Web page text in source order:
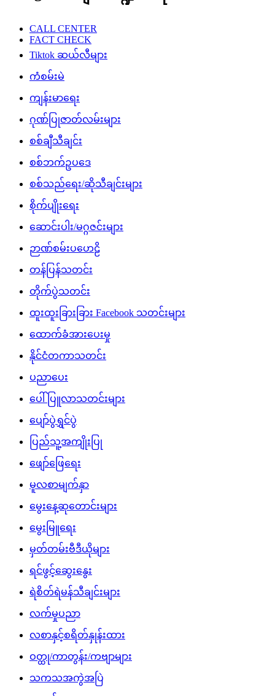
CALL CENTER
FACT CHECK
Tiktok ဆယ်လီများ
ကံစမ်းမဲ
ကျန်းမာရေး
ဂုဏ်ပြုဇာတ်လမ်းများ
စစ်ချီသီချင်း
စစ်ဘက်ဥပဒေ
စစ်သည်ရေး/ဆိုသီချင်းများ
စိုက်ပျိုးရေး
ဆောင်းပါး/မဂ္ဂဇင်းများ
ဉာဏ်စမ်းပဟေဠိ
တန်ပြန်သတင်း
တိုက်ပွဲသတင်း
ထူးထူးခြားခြား Facebook သတင်းများ
ထောက်ခံအားပေးမှု
နိုင်ငံတကာသတင်း
ပညာပေး
ပေါ်ပြူလာသတင်းများ
ပျော်ပွဲရွှင်ပွဲ
ပြည်သူ့အကျိုးပြု
ဖျော်ဖြေရေး
မူလစာမျက်နှာ
မွေးနေ့ဆုတောင်းများ
မွေးမြူရေး
မှတ်တမ်းဗီဒီယိုများ
ရင်ဖွင့်ဆွေးနွေး
ရဲစိတ်ရဲမန်သီချင်းများ
လက်မှုပညာ
လစာနှင့်စရိတ်နှုန်းထား
ဝတ္ထု/ကာတွန်း/ကဗျာများ
သကသအကွဲအပြဲ